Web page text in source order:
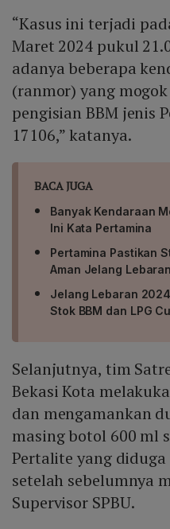
“Kasus ini terjadi
Maret 2024 pukul
adanya beberapa
(ranmor) yang
pengisian BBM jenis
17106,” katanya.
BACA JUGA
Banyak Kendaraan
Ini Kata Pertamina
Pertamina Pastikan
Aman Jelang
Jelang Lebaran
Stok BBM dan LPG
Selanjutnya, tim
Bekasi Kota
dan mengamankan
masing botol 600 ml
Pertalite yang
setelah sebelumnya
Supervisor SPBU.